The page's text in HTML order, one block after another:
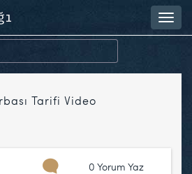
Tarifi Video
0 Yorum Yaz